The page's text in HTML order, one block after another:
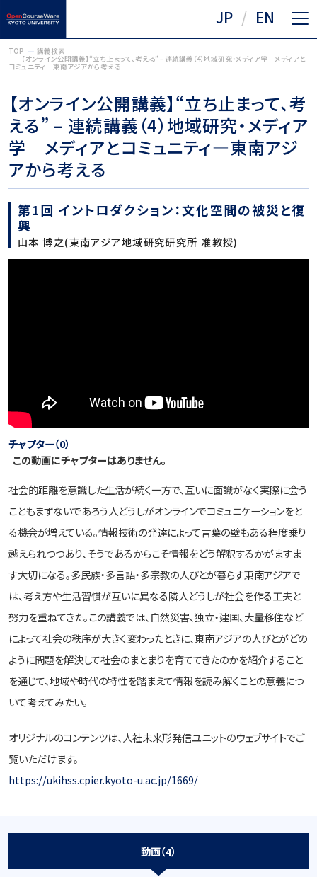
JP EN
TOP 講義検索
【オンライン公開講義】“立ち止まって、考える” – 連続講義（4）地域研究・メディア学 メディアと
コミュニティ―東南アジアから考える
【オンライン公開講義】“立ち止まって、考
える” – 連続講義（4）地域研究・メディア
学 メディアとコミュニティ―東南アジ
アから考える
第1回 イントロダクション：文化空間の被災と復
興
山本 博之(東南アジア地域研究研究所 准教授)
チャプター（0）
この動画にチャプターはありません。
社会的距離を意識した生活が続く一方で、互いに面識がなく実際に会う
こともまずないであろう人どうしがオンラインでコミュニケーションをと
る機会が増えている。情報技術の発達によって言葉の壁もある程度乗り
越えられつつあり、そうであるからこそ情報をどう解釈するかがますま
す大切になる。多民族・多言語・多宗教の人びとが暮らす東南アジアで
は、考え方や生活習慣が互いに異なる隣人どうしが社会を作る工夫と
努力を重ねてきた。この講義では、自然災害、独立・建国、大量移住など
によって社会の秩序が大きく変わったときに、東南アジアの人びとがどの
ように問題を解決して社会のまとまりを育ててきたのかを紹介すること
を通じて、地域や時代の特性を踏まえて情報を読み解くことの意義につ
いて考えてみたい。
オリジナルのコンテンツは、人社未来形発信ユニットのウェブサイトでご
覧いただけます。
https://ukihss.cpier.kyoto-u.ac.jp/1669/
動画（4）